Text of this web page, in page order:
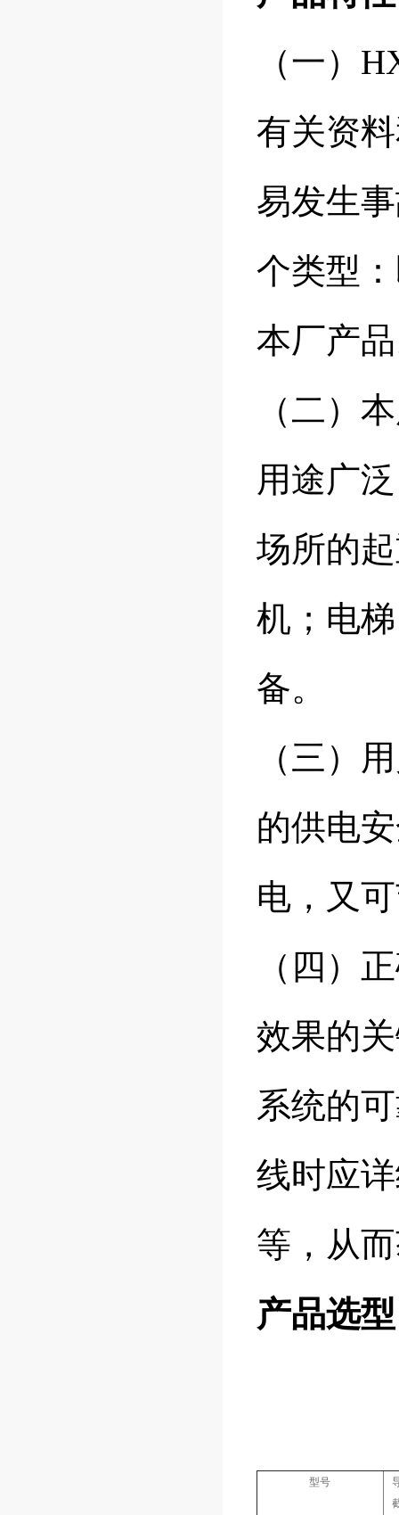
（一）
有关资
易发生
个类型
本厂产
（二）
用途广
场所的
机；电
备。
（三）
的供电
电，又
（四）
效果的
系统的
线时应
等，从
产品选
型号